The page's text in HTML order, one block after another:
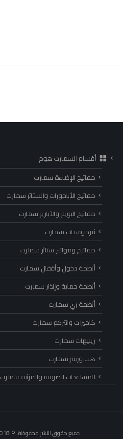
أقسام السمارت هوم
مفاتيح الإضاءة سمارت
مفاتيح الأباجورات والستائر سمارت
مفاتيح البويلر والأباريز سمارت
ثيرموستات سمارت
مفاتيح ومواتير ستائر سمارت
أنظمة دخول وأقفال سمارت
أنظمة حماية وإنذار سمارت
أنظمة ري سمارت
كاميرات وانتركم سمارت
ريليهات سمارت
هب وربيتر سمارت
المساعدات الصوتية والمرئية سمارت
جميع حقوق النشر محفوظة. © 2018 - 2026 شركة سمارت لايف SmartLife Company